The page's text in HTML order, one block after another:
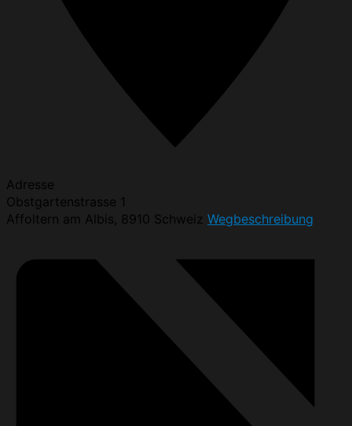
Adresse
Obstgartenstrasse 1
Affoltern am Albis 8910 Schweiz Wegbeschreibung